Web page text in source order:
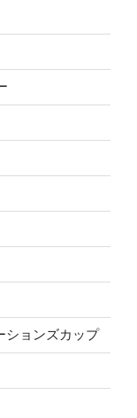
ョンズカップ